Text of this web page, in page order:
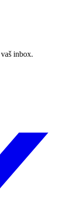
inbox.